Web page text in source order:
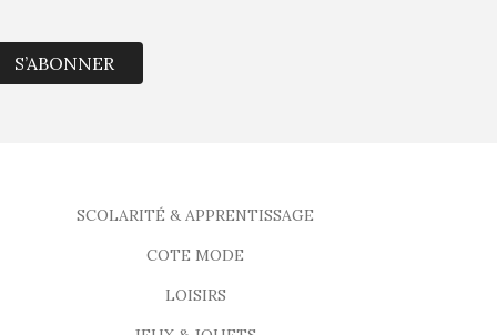
S’ABONNER
SCOLARITÉ & APPRENTISSAGE
COTE MODE
LOISIRS